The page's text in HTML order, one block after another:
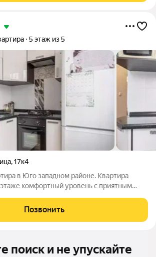
5 этаж из 5
,17к4
в Юго западном районе. Квартира
с приятным
Из окон открывается хороший вид, а вокруг
Позвонить
поиск и не упускайте